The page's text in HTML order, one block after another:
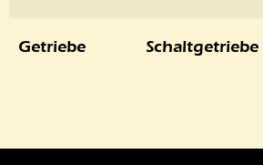
Getriebe Schaltgetriebe